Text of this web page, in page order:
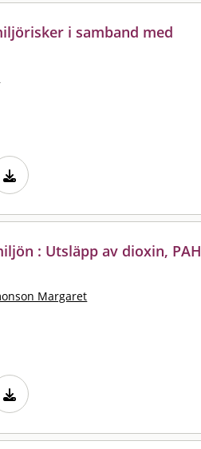
i samband med
: Utsläpp av dioxin, PAH
Margaret